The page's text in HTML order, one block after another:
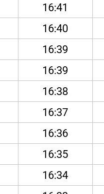
16:41
16:40
16:39
16:39
16:38
16:37
16:36
16:35
16:34